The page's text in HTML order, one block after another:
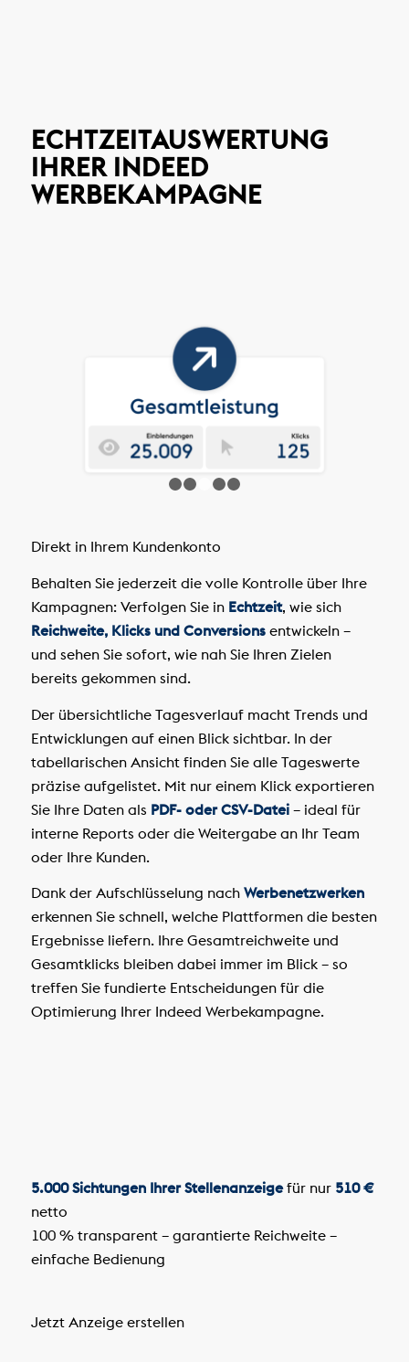
ECHTZEITAUSWERTUNG
IHRER INDEED
WERBEKAMPAGNE
Direkt in Ihrem Kundenkonto
Behalten Sie jederzeit die volle Kontrolle über Ihre
Kampagnen: Verfolgen Sie in Echtzeit, wie sich
Reichweite, Klicks und Conversionsentwickeln –
und sehen Sie sofort, wie nah Sie Ihren Zielen
bereits gekommen sind.
Der übersichtliche Tagesverlauf macht Trends und
Entwicklungen auf einen Blick sichtbar. In der
tabellarischen Ansicht finden Sie alle Tageswerte
präzise aufgelistet. Mit nur einem Klick exportieren
Sie Ihre Daten als PDF- oder CSV-Datei– ideal für
interne Reports oder die Weitergabe an Ihr Team
oder Ihre Kunden.
Dank der Aufschlüsselung nach Werbenetzwerken
erkennen Sie schnell, welche Plattformen die besten
Ergebnisse liefern. Ihre Gesamtreichweite und
Gesamtklicks bleiben dabei immer im Blick – so
treffen Sie fundierte Entscheidungen für die
Optimierung Ihrer Indeed Werbekampagne.
5.000 Sichtungen Ihrer Stellenanzeigefür nur 510 €
netto
100 % transparent – garantierte Reichweite –
einfache Bedienung
Jetzt Anzeige erstellen